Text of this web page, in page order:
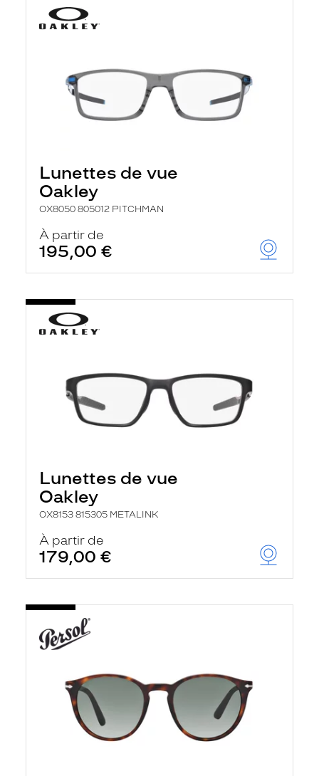
Lunettes de vue
Oakley
OX8050 805012 PITCHMAN
À partir de
195,00 €
Lunettes de vue
Oakley
OX8153 815305 METALINK
À partir de
179,00 €